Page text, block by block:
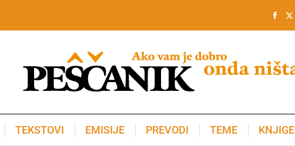
TEKSTOVI EMISIJE PREVODI TEME KNJIGE
KNJIGE